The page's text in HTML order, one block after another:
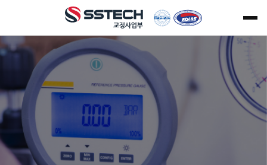
KOLAS 공인교정기관
SS TECHNOLOGY
교정부터 연구개발, 제조, 판매, 수리까지
Total Solution을 제공합니다.
KOLAS 공인교정기관
SS TECHNOLOGY
교정부터 연구개발, 제조, 판매, 수리까지
Total Solution을 제공합니다.